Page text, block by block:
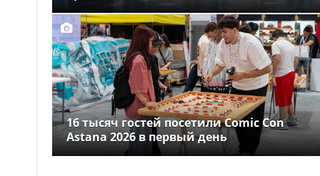
16 тысяч гостей посетили Comic Con
Astana 2026 в первый день